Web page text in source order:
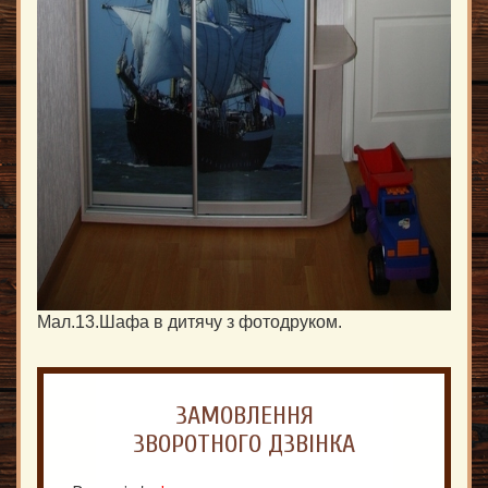
Мал.13.Шафа в дитячу з фотодруком.
ЗАМОВЛЕННЯ